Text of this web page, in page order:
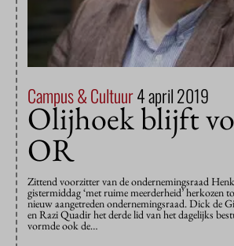
Campus & Cultuur4 april 2019
Olijhoek blijft
OR
Zittend voorzitter van de ondernemingsraad
gistermiddag ‘met ruime meerderheid’ herkozen
nieuw aangetreden ondernemingsraad. Dick de
en Razi Quadir het derde lid van het dagelijks
vormde ook de…